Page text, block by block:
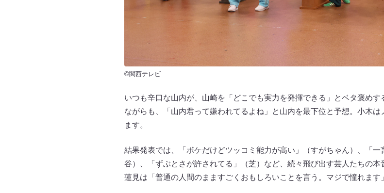
©関西テレビ
いつも辛口な山内が、山崎を「どこでも実力を発揮できる」とベタ褒め
ながらも、「山内君って嫌われてるよね」と山内を最下位と予想。小木は
ます。
結果発表では、「ボケだけどツッコミ能力が高い」（すがちゃん）、「
谷）、「ずぶとさが許されてる」（芝）など、続々飛び出す芸人たちの
蓮見は「普通の人間のまますごくおもしろいことを言う。マジで憧れます